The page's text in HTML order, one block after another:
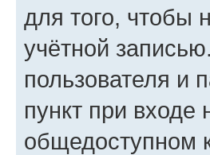
для того, чтобы
учётной
пользователя и
пункт при
общедоступном